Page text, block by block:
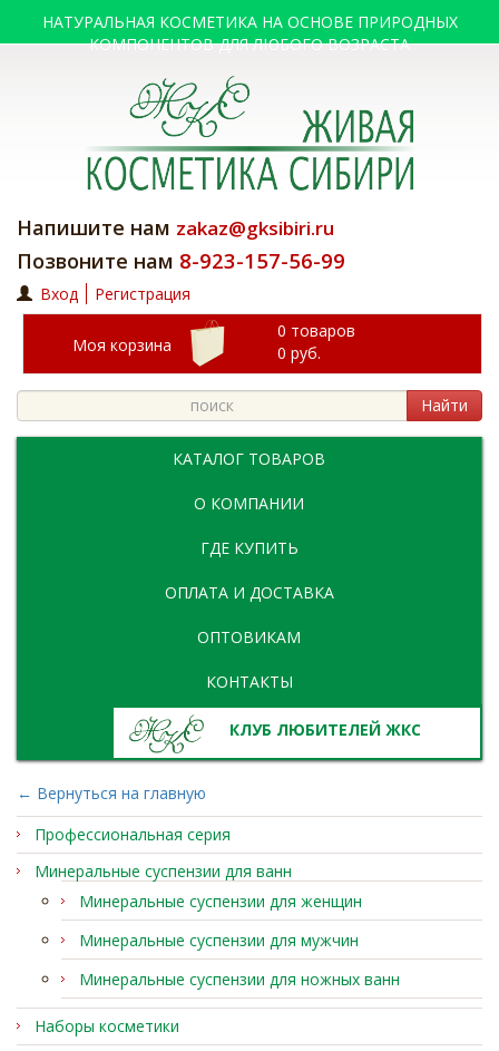
НАТУРАЛЬНАЯ КОСМЕТИКА НА ОСНОВЕ ПРИРОДНЫХ
КОМПОНЕНТОВ ДЛЯ ЛЮБОГО ВОЗРАСТА
Напишите нам zakaz@gksibiri.ru
Позвоните нам 8-923-157-56-99
Вход Регистрация
Моя корзина
0 товаров
0 руб.
Найти
КАТАЛОГ ТОВАРОВ
О КОМПАНИИ
ГДЕ КУПИТЬ
ОПЛАТА И ДОСТАВКА
ОПТОВИКАМ
КОНТАКТЫ
КЛУБ ЛЮБИТЕЛЕЙ ЖКС
← Вернуться на главную
Профессиональная серия
Минеральные суспензии для ванн
Минеральные суспензии для женщин
Минеральные суспензии для мужчин
Минеральные суспензии для ножных ванн
Наборы косметики